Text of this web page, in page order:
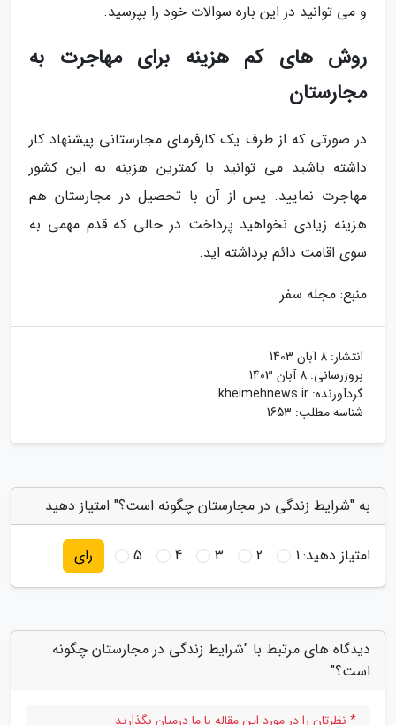
و می توانید در این باره سوالات خود را بپرسید.
روش های کم هزینه برای مهاجرت به
مجارستان
در صورتی که از طرف یک کارفرمای مجارستانی پیشنهاد کار
داشته باشید می توانید با کمترین هزینه به این کشور
مهاجرت نمایید. پس از آن با تحصیل در مجارستان هم
هزینه زیادی نخواهید پرداخت در حالی که قدم مهمی به
سوی اقامت دائم برداشته اید.
منبع: مجله سفر
انتشار: 8 آبان 1403
بروزرسانی: 8 آبان 1403
گردآورنده: kheimehnews.ir
شناسه مطلب: 1653
به "شرایط زندگی در مجارستان چگونه است؟" امتیاز دهید
امتیاز دهید:1
2
3
4
5 رای
دیدگاه های مرتبط با "شرایط زندگی در مجارستان چگونه
است؟"
* نظرتان را در مورد این مقاله با ما درمیان بگذارید